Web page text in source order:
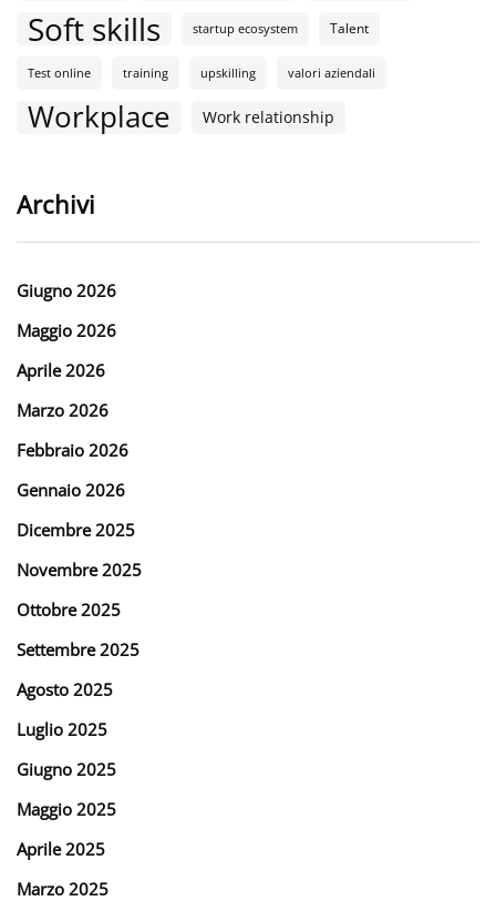
Soft skills startup ecosystem Talent
Test online training upskilling valori aziendali
Workplace Work relationship
Archivi
Giugno 2026
Maggio 2026
Aprile 2026
Marzo 2026
Febbraio 2026
Gennaio 2026
Dicembre 2025
Novembre 2025
Ottobre 2025
Settembre 2025
Agosto 2025
Luglio 2025
Giugno 2025
Maggio 2025
Aprile 2025
Marzo 2025